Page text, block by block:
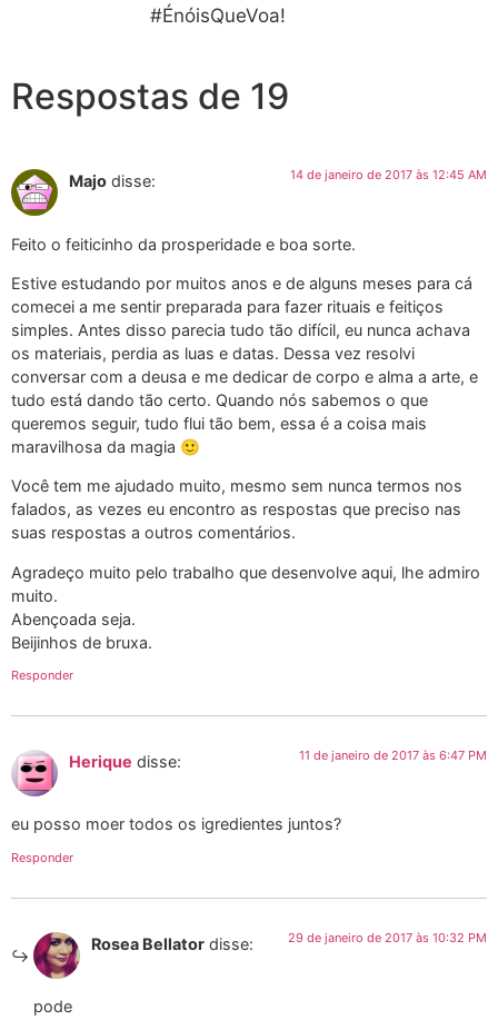
#ÉnóisQueVoa!
Respostas de 19
Majo disse: 14 de janeiro de 2017 às 12:45 AM
Feito o feiticinho da prosperidade e boa sorte.
Estive estudando por muitos anos e de alguns meses para cá
comecei a me sentir preparada para fazer rituais e feitiços
simples. Antes disso parecia tudo tão difícil, eu nunca achava
os materiais, perdia as luas e datas. Dessa vez resolvi
conversar com a deusa e me dedicar de corpo e alma a arte, e
tudo está dando tão certo. Quando nós sabemos o que
queremos seguir, tudo flui tão bem, essa é a coisa mais
maravilhosa da magia 🙂
Você tem me ajudado muito, mesmo sem nunca termos nos
falados, as vezes eu encontro as respostas que preciso nas
suas respostas a outros comentários.
Agradeço muito pelo trabalho que desenvolve aqui, lhe admiro
muito.
Abençoada seja.
Beijinhos de bruxa.
Responder
Herique disse: 11 de janeiro de 2017 às 6:47 PM
eu posso moer todos os igredientes juntos?
Responder
Rosea Bellator disse: 29 de janeiro de 2017 às 10:32 PM
pode